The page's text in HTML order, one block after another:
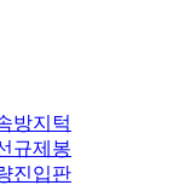
방지턱
규제봉
진입판